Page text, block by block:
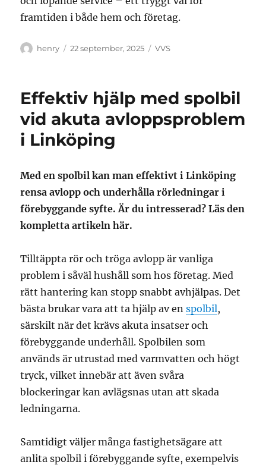
framtiden i både hem och företag.
Författare
henry
Publicerat
22 september, 2025 Kategorier
VVS
Effektiv hjälp med spolbil
vid akuta avloppsproblem
i Linköping
Med en spolbil kan man effektivt i Linköping
rensa avlopp och underhålla rörledningar i
förebyggande syfte. Är du intresserad? Läs den
kompletta artikeln här.
Tilltäppta rör och tröga avlopp är vanliga
problem i såväl hushåll som hos företag. Med
rätt hantering kan stopp snabbt avhjälpas. Det
bästa brukar vara att ta hjälp av enspolbil,
särskilt när det krävs akuta insatser och
förebyggande underhåll. Spolbilen som
används är utrustad med varmvatten och högt
tryck, vilket innebär att även svåra
blockeringar kan avlägsnas utan att skada
ledningarna.
Samtidigt väljer många fastighetsägare att
anlita spolbil i förebyggande syfte, exempelvis